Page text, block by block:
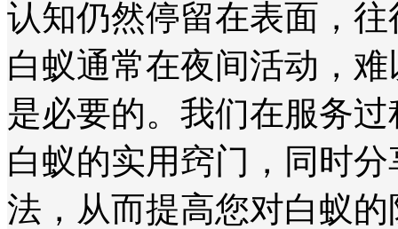
认知仍然停留在表面，
白蚁通常在夜间活动，
是必要的。我们在服务
白蚁的实用窍门，同时
法，从而提高您对白蚁